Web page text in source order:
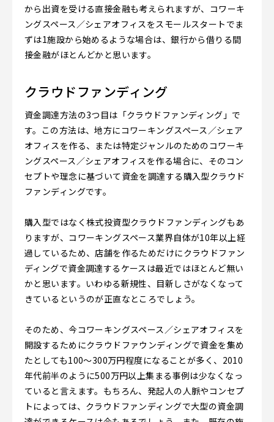
から出資を受ける直接金融も考えられますが、コワーキ
ングスペース／シェアオフィスをスモールスタートでま
ずは1施設から始めるような場合は、銀行から借りる間
接金融がほとんどかと思います。
クラウドファンディング
資金調達方法の3つ目は「クラウドファンディング」で
す。この方法は、地方にコワーキングスペース／シェア
オフィスを作る、または特定ジャンルのためのコワーキ
ングスペース／シェアオフィスを作る場合に、そのコン
セプトや理念に基づいて資金を調達する購入型クラウド
ファンディングです。
購入型ではなく株式投資型クラウドファンディングもあ
りますが、コワーキングスペース業界自体が10年以上経
過しているため、店舗を作るためだけにクラウドファン
ディングで資金調達するケースは最近ではほとんど無い
かと思います。いわゆる新規性、目新しさがなくなって
きているというのが正直なところでしょう。
そのため、今コワーキングスペース／シェアオフィスを
開設するためにクラウドファウンディングで資金を集め
たとしても100～300万円程度になることが多く、2010
年代前半のように500万円以上集まる事例は少なくなっ
ていると言えます。もちろん、発起人の人脈やコンセプ
トによっては、クラウドファンディングで大型の資金調